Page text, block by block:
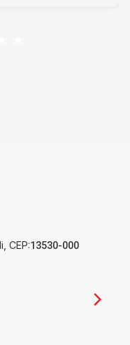
convívio social.
de garagem e
de uma
este
altamente
Próximo de
CEP:13530-000